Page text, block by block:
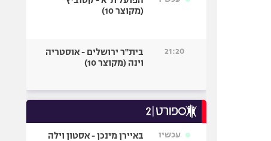
(מקוצר 10)
21:20
בית"ר ירושלים - אוסטריה
וינה (מקוצר 10)
עכשיו באיירן מינכן - אסטון וילה